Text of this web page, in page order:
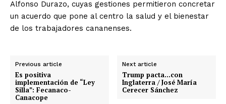
Alfonso Durazo, cuyas gestiones permitieron concretar
un acuerdo que pone al centro la salud y el bienestar
de los trabajadores cananenses.
Previous article
Es positiva
implementación de “Ley
Silla”: Fecanaco-
Canacope
Next article
Trump pacta…con
Inglaterra / José María
Cerecer Sánchez